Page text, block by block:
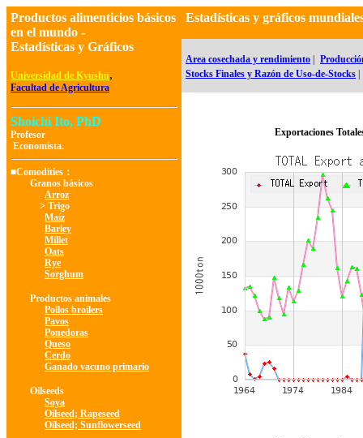
Productos alimenticios básicos
en el mundo -
Estadísticas y Gráficos
Universidad de Kyushu,
Facultad de Agricultura
Shoichi Ito, PhD
Profesor
Economista.
■Comodities：
Granos básicos
Arroz
> Trigo
Maíz
Barley
Millet
Oats
Rye
Sorghum
Productos animales
Pollos broilers
Pavos
Ponedoras
Queso
Cerdo
Ganado vacuno primario
Oilseeds
Soya
Oilseed; Rapeseed
Oilseed; Sunflowerseed
Estadísticas y gráficos
Area cosechada y rendimiento
Stocks Finales y Razón de Uso-de-Stocks
Exportaciones